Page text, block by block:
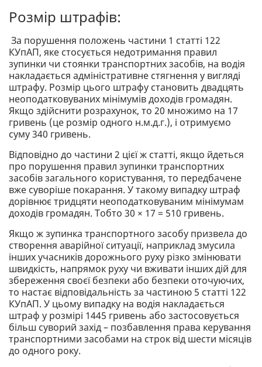
Розмір штрафів:
За порушення положень частини 1 статті 122
КУпАП, яке стосується недотримання правил
зупинки чи стоянки транспортних засобів, на водія
накладається адміністративне стягнення у вигляді
штрафу. Розмір цього штрафу становить двадцять
неоподатковуваних мінімумів доходів громадян.
Якщо здійснити розрахунок, то 20 множимо на 17
гривень (це розмір одного н.м.д.г.), і отримуємо
суму 340 гривень.
Відповідно до частини 2 цієї ж статті, якщо йдеться
про порушення правил зупинки транспортних
засобів загального користування, то передбачене
вже суворіше покарання. У такому випадку штраф
дорівнює тридцяти неоподатковуваним мінімумам
доходів громадян. Тобто 30 × 17 = 510 гривень.
Якщо ж зупинка транспортного засобу призвела до
створення аварійної ситуації, наприклад змусила
інших учасників дорожнього руху різко змінювати
швидкість, напрямок руху чи вживати інших дій для
збереження своєї безпеки або безпеки оточуючих,
то настає відповідальність за частиною 5 статті 122
КУпАП. У цьому випадку на водія накладається
штраф у розмірі 1445 гривень або застосовується
більш суворий захід – позбавлення права керування
транспортними засобами на строк від шести місяців
до одного року.